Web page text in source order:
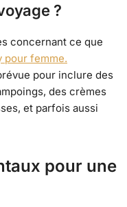
?
concernant ce que
pour femme.
pour inclure des
des crèmes
et parfois aussi
pour une